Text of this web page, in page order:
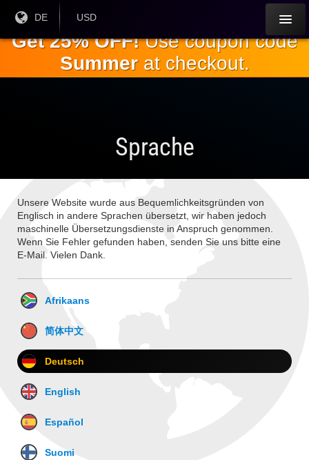
Hauptinhalt
Aktuelle
Sprache:
DE
Aktuelle
USD
Get 25% OFF!Use coupon code
Summerat checkout.
Sprache
Unsere Website wurde aus Bequemlichkeitsgründen von
Englisch in andere Sprachen übersetzt, wir haben jedoch
maschinelle Übersetzungsdienste in Anspruch genommen.
Wenn Sie Fehler gefunden haben, senden Sie uns bitte eine
E-Mail. Vielen Dank.
Afrikaans
简体中文
Deutsch
English
Español
Suomi